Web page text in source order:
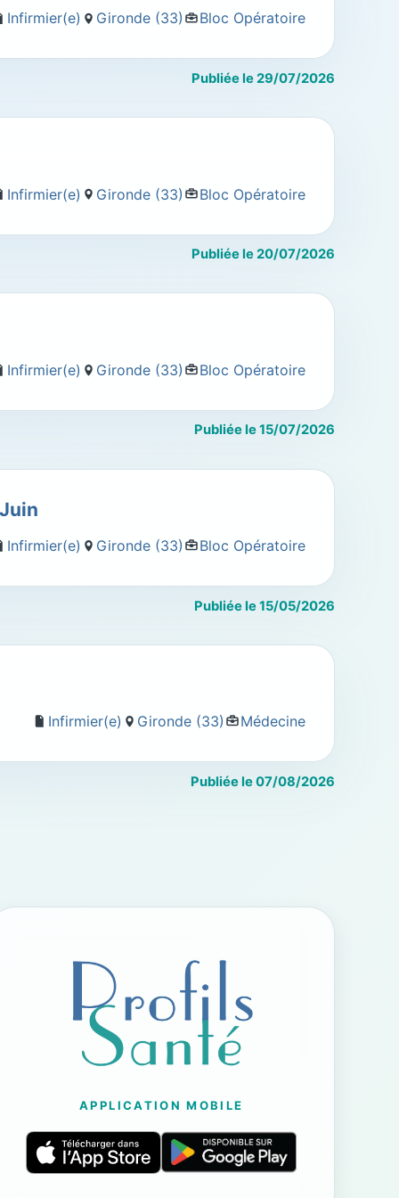
Infirmier(e) Gironde (33) Bloc Opératoire
Publiée le 29/07/2026
Infirmier(e) Gironde (33) Bloc Opératoire
Publiée le 20/07/2026
Infirmier(e) Gironde (33) Bloc Opératoire
Publiée le 15/07/2026
Infirmier(e) Gironde (33) Bloc Opératoire
Publiée le 15/05/2026
Infirmier(e) Gironde (33) Médecine
Publiée le 07/08/2026
APPLICATION MOBILE